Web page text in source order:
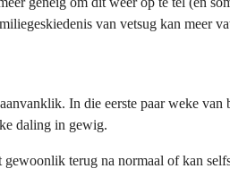
van vetsug kan meer
In die eerste paar weke
daling in gewig.
terug na normaal of kan